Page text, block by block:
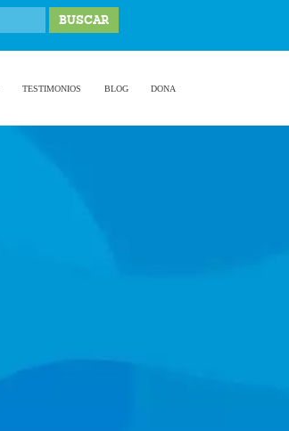
TESTIMONIOS BLOG DONA